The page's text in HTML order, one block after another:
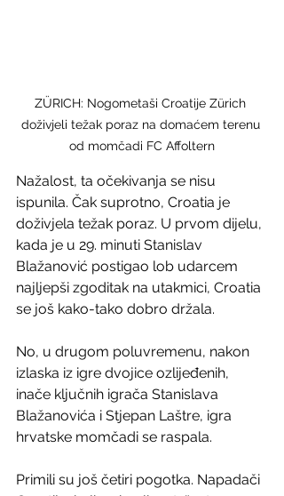
ZÜRICH: Nogometaši Croatije Zürich
doživjeli težak poraz na domaćem terenu
od momčadi FC Affoltern
Nažalost, ta očekivanja se nisu
ispunila. Čak suprotno, Croatia je
doživjela težak poraz. U prvom dijelu,
kada je u 29. minuti Stanislav
Blažanović postigao lob udarcem
najljepši zgoditak na utakmici, Croatia
se još kako-tako dobro držala.
No, u drugom poluvremenu, nakon
izlaska iz igre dvojice ozlijeđenih,
inače ključnih igrača Stanislava
Blažanovića i Stjepan Laštre, igra
hrvatske momčadi se raspala.
Primili su još četiri pogotka. Napadači